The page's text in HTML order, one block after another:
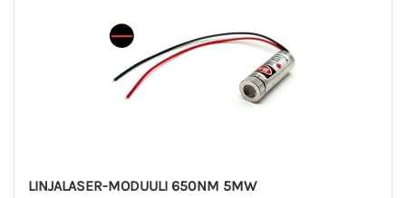
LINJALASER-MODUULI 650NM 5MW